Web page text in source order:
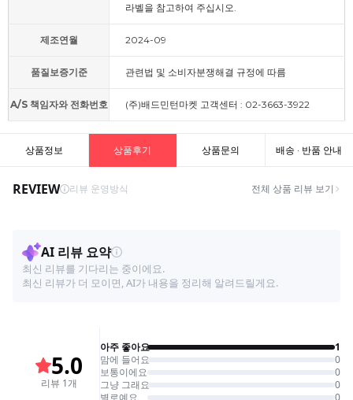
라벨을 참고하여 주십시오.
제조연월 2024-09
품질보증기준 관련법 및 소비자분쟁해결 규정에 따름
A/S 책임자와 전화번호 (주)배드민턴마켓 고객센터 : 02-3663-3922
상품정보 상품후기 상품문의 배송 · 반품 안내